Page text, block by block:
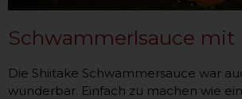
Schwammerlsauce mit
Die Shiitake Schwammersauce war
wunderbar. Einfach zu machen wie